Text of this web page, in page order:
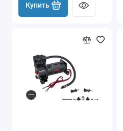
Купить